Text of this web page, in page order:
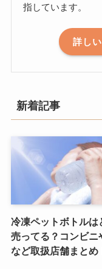
指しています。
詳し
新着記事
冷凍ペットボトルは
売ってる？コンビニ
など取扱店舗まとめ